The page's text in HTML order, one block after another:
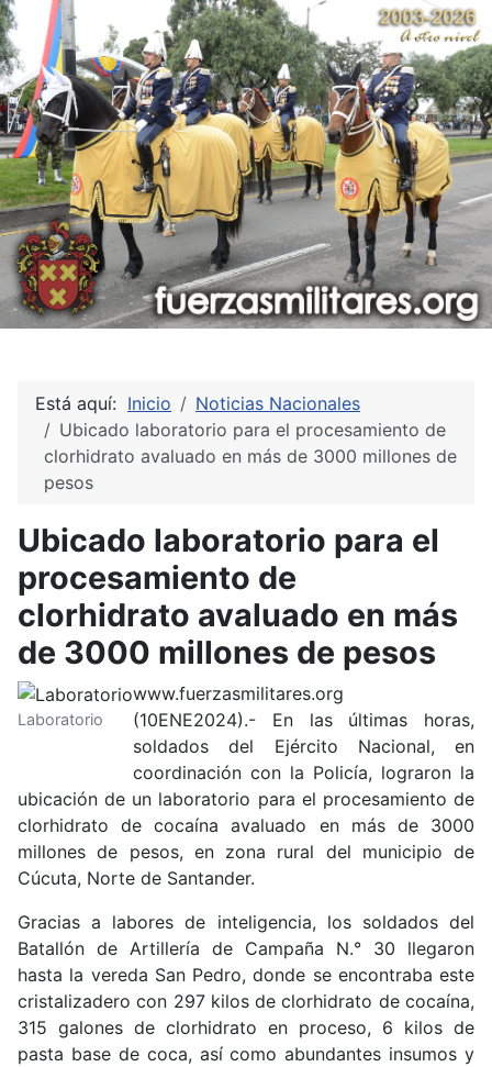
Está aquí: Inicio
Noticias Nacionales
Ubicado laboratorio para el procesamiento de
clorhidrato avaluado en más de 3000 millones de
pesos
Ubicado laboratorio para el
procesamiento de
clorhidrato avaluado en más
de 3000 millones de pesos
Laboratorio
www.fuerzasmilitares.org
(10ENE2024).- En las últimas horas,
soldados del Ejército Nacional, en
coordinación con la Policía, lograron la
ubicación de un laboratorio para el procesamiento de
clorhidrato de cocaína avaluado en más de 3000
millones de pesos, en zona rural del municipio de
Cúcuta, Norte de Santander.
Gracias a labores de inteligencia, los soldados del
Batallón de Artillería de Campaña N.° 30 llegaron
hasta la vereda San Pedro, donde se encontraba este
cristalizadero con 297 kilos de clorhidrato de cocaína,
315 galones de clorhidrato en proceso, 6 kilos de
pasta base de coca, así como abundantes insumos y